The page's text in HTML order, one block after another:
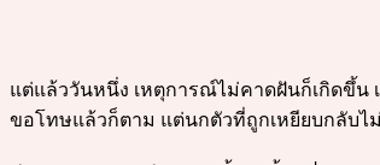
แต่แล้ววันหนึ่ง เหตุการณ์ไม่คาดฝันก็เกิดขึ้น
ขอโทษแล้วก็ตาม แต่นกตัวที่ถูกเหยียบกลับไ